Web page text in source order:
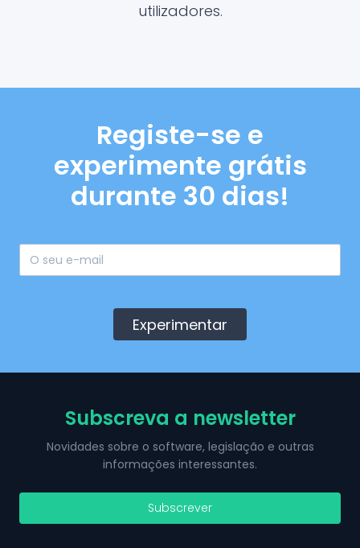
utilizadores.
Registe-se e
experimente grátis
durante 30 dias!
Experimentar
Subscreva a newsletter
Novidades sobre o software, legislação e outras
informações interessantes.
Subscrever